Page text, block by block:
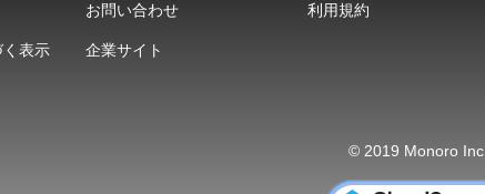
お問い合わせ 利用規約
表示 企業サイト
© 2019 Monoro Inc.